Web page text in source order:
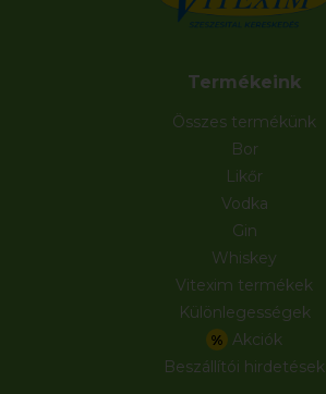
Termékeink
Összes termékünk
Bor
Likőr
Vodka
Gin
Whiskey
Vitexim termékek
Különlegességek
% Akciók
Beszállítói hirdetések